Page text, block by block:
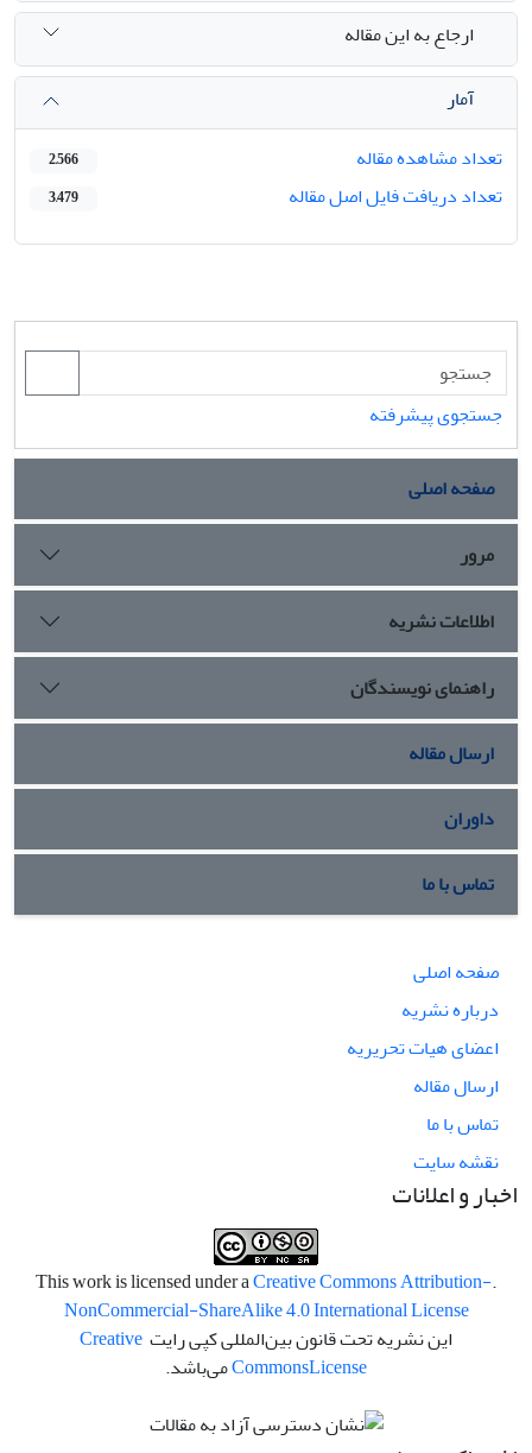
ارجاع به این مقاله
آمار
تعداد مشاهده مقاله
2,566
تعداد دریافت فایل اصل مقاله 3,479
جستجوی پیشرفته
صفحه اصلی
مرور
اطلاعات نشریه
راهنمای نویسندگان
ارسال مقاله
داوران
تماس با ما
صفحه اصلی
درباره نشریه
اعضای هیات تحریریه
ارسال مقاله
تماس با ما
نقشه سایت
اخبار و اعلانات
.This work is licensed under a
Creative Commons Attribution-
NonCommercial-ShareAlike 4.0 International License
این نشریه تحت قانون بین‌المللی کپی رایت Creative
CommonsLicense می‌باشد.